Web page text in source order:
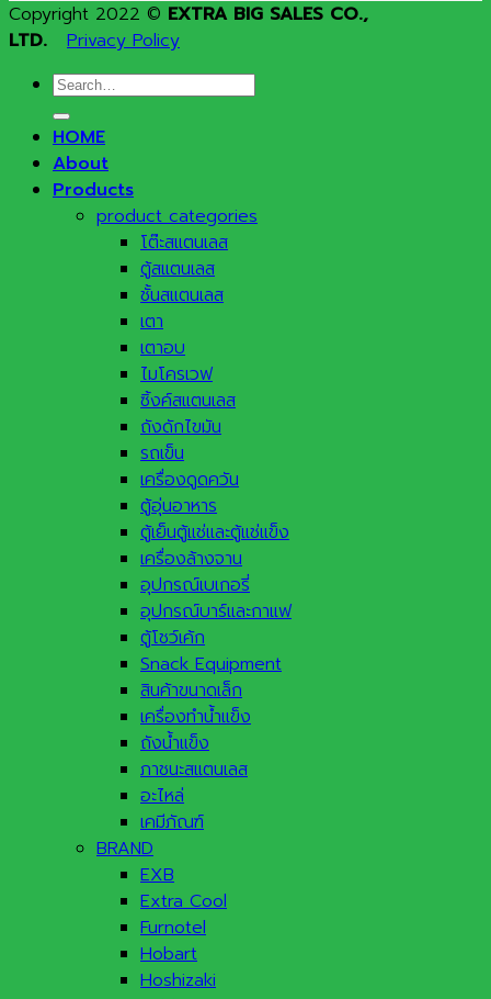
Copyright 2022 © EXTRA BIG SALES CO.,
LTD.
Privacy Policy
Search
for:
HOME
About
Products
product categories
โต๊ะสแตนเลส
ตู้สแตนเลส
ชั้นสแตนเลส
เตา
เตาอบ
ไมโครเวฟ
ซิ้งค์สแตนเลส
ถังดักไขมัน
รถเข็น
เครื่องดูดควัน
ตู้อุ่นอาหาร
ตู้เย็นตู้แช่และตู้แช่แข็ง
เครื่องล้างจาน
อุปกรณ์เบเกอรี่
อุปกรณ์บาร์และกาแฟ
ตู้โชว์เค้ก
Snack Equipment
สินค้าขนาดเล็ก
เครื่องทำน้ำแข็ง
ถังน้ำแข็ง
ภาชนะสแตนเลส
อะไหล่
เคมีภัณฑ์
BRAND
EXB
Extra Cool
Furnotel
Hobart
Hoshizaki